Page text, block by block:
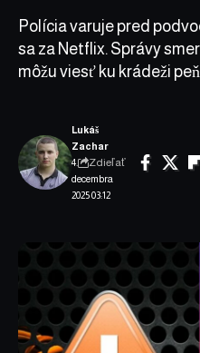
Polícia varuje pred
sa za Netflix. Správy
môžu viesť ku krádeži
4.
decembra
2025 03:12
Lukáš
Zachar
Zdieľať